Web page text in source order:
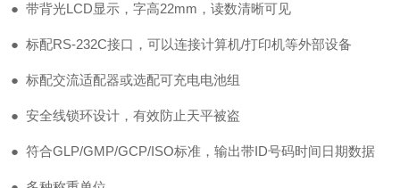
● 带背光LCD显示，字高22mm，读数清晰可见
● 标配RS-232C接口，可以连接计算机/打印机等外部设备
● 标配交流适配器或选配可充电电池组
● 安全线锁环设计，有效防止天平被盗
● 符合GLP/GMP/GCP/ISO标准，输出带ID号码时间日期数据